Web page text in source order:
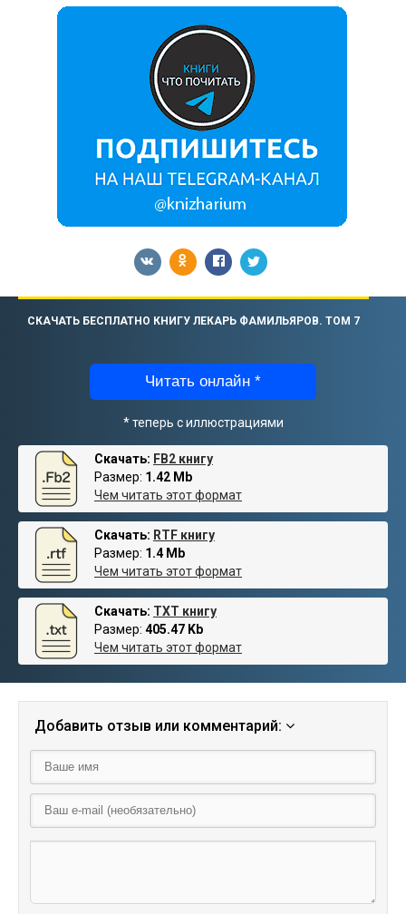
СКАЧАТЬ БЕСПЛАТНО КНИГУ ЛЕКАРЬ ФАМИЛЬЯРОВ. ТОМ 7
Читать онлайн *
* теперь с иллюстрациями
Скачать: FB2 книгу
Размер: 1.42 Mb
Чем читать этот формат
Скачать: RTF книгу
Размер: 1.4 Mb
Чем читать этот формат
Скачать: TXT книгу
Размер: 405.47 Kb
Чем читать этот формат
Добавить отзыв или комментарий: